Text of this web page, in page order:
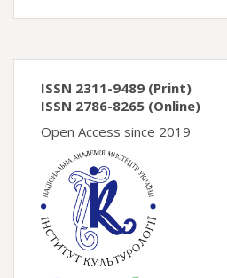
ISSN 2311-9489 (Print)
ISSN 2786-8265 (Online)
Open Access since 2019